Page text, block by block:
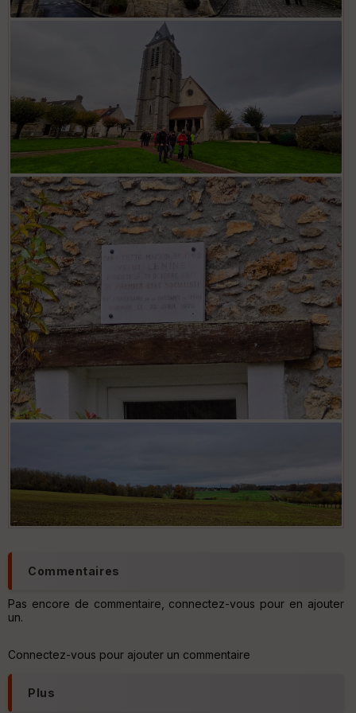
Commentaires
Pas encore de commentaire, connectez-vous pour en ajouter
un.
Connectez-vous pour ajouter un commentaire
Plus